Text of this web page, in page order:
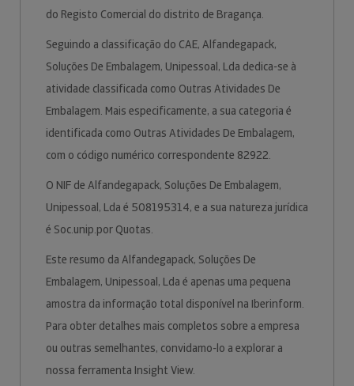
do Registo Comercial do distrito de Bragança.
Seguindo a classificação do CAE, Alfandegapack,
Soluções De Embalagem, Unipessoal, Lda dedica-se à
atividade classificada como Outras Atividades De
Embalagem. Mais especificamente, a sua categoria é
identificada como Outras Atividades De Embalagem,
com o código numérico correspondente 82922.
O NIF de Alfandegapack, Soluções De Embalagem,
Unipessoal, Lda é 508195314, e a sua natureza jurídica
é Soc.unip.por Quotas.
Este resumo da Alfandegapack, Soluções De
Embalagem, Unipessoal, Lda é apenas uma pequena
amostra da informação total disponível na Iberinform.
Para obter detalhes mais completos sobre a empresa
ou outras semelhantes, convidamo-lo a explorar a
nossa ferramenta Insight View.